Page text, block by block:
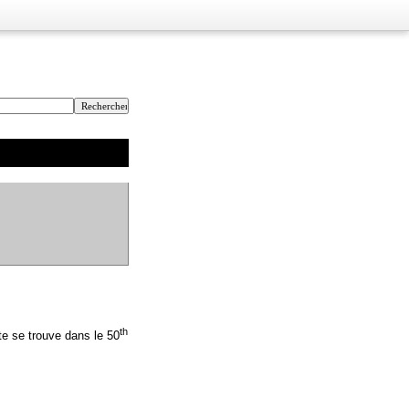
se trouve dans le 50th